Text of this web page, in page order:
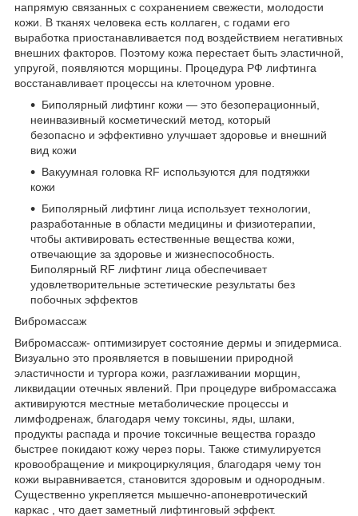
напрямую связанных с сохранением свежести, молодости
кожи. В тканях человека есть коллаген, с годами его
выработка приостанавливается под воздействием негативных
внешних факторов. Поэтому кожа перестает быть эластичной,
упругой, появляются морщины. Процедура РФ лифтинга
восстанавливает процессы на клеточном уровне.
Биполярный лифтинг кожи — это безоперационный,
неинвазивный косметический метод, который
безопасно и эффективно улучшает здоровье и внешний
вид кожи
Вакуумная головка RF используются для подтяжки
кожи
Биполярный лифтинг лица использует технологии,
разработанные в области медицины и физиотерапии,
чтобы активировать естественные вещества кожи,
отвечающие за здоровье и жизнеспособность.
Биполярный RF лифтинг лица обеспечивает
удовлетворительные эстетические результаты без
побочных эффектов
Вибромассаж
Вибромассаж- оптимизирует состояние дермы и эпидермиса.
Визуально это проявляется в повышении природной
эластичности и тургора кожи, разглаживании морщин,
ликвидации отечных явлений. При процедуре вибромассажа
активируются местные метаболические процессы и
лимфодренаж, благодаря чему токсины, яды, шлаки,
продукты распада и прочие токсичные вещества гораздо
быстрее покидают кожу через поры. Также стимулируется
кровообращение и микроциркуляция, благодаря чему тон
кожи выравнивается, становится здоровым и однородным.
Существенно укрепляется мышечно-апоневротический
каркас , что дает заметный лифтинговый эффект.